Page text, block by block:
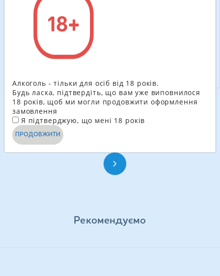
100.80
В КОШИК
Рекомендуємо
Алкоголь - тільки для осіб від 18 років.
Будь ласка, підтвердіть, що вам уже виповнилося
18 років, щоб ми могли продовжити оформлення
замовлення
Я підтверджую, що мені 18 років
ПРОДОВЖИТИ